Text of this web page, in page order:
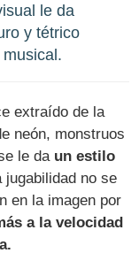
le da
y tétrico
extraído de la
neón, monstruos
le da un estilo
jugabilidad no se
en la imagen por
a la velocidad